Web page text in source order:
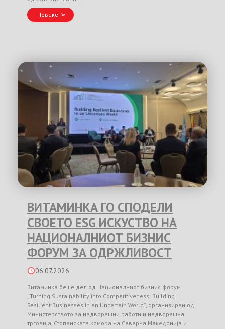
Повеќе
ВИТАМИНКА ГО СПОДЕЛИ
СВОЕТО ESG ИСКУСТВО НА
НАЦИОНАЛНИОТ БИЗНИС
ФОРУМ ЗА ОДРЖЛИВОСТ
06.07.2026
Витаминка беше дел од Националниот бизнис форум
„Turning Sustainability into Competitiveness: Building
Resilient Businesses in an Uncertain World“, организиран од
Министерството за надворешни работи и надворешна
трговија, Стопанската комора на Северна Македонија и